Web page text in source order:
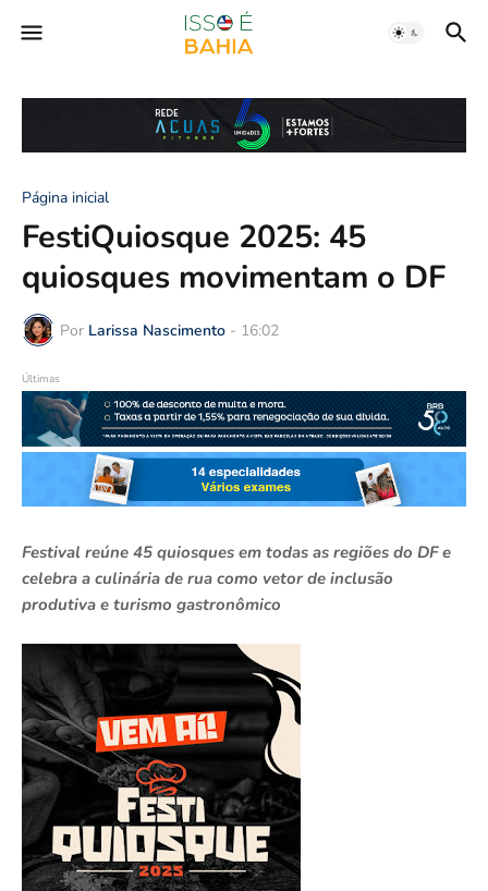
Página inicial
FestiQuiosque 2025: 45
quiosques movimentam o DF
Por Larissa Nascimento - 16:02
Últimas
Festival reúne 45 quiosques em todas as regiões do DF e
celebra a culinária de rua como vetor de inclusão
produtiva e turismo gastronômico